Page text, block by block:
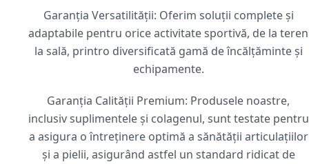
Garanția Versatilității: Oferim soluții complete și
adaptabile pentru orice activitate sportivă, de la teren
la sală, printro diversificată gamă de încălțăminte și
echipamente.
Garanția Calității Premium: Produsele noastre,
inclusiv suplimentele și colagenul, sunt testate pentru
a asigura o întreținere optimă a sănătății articulațiilor
și a pielii, asigurând astfel un standard ridicat de